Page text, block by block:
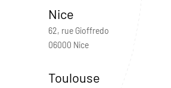
Nice
62, rue Gioffredo
06000 Nice
Toulouse